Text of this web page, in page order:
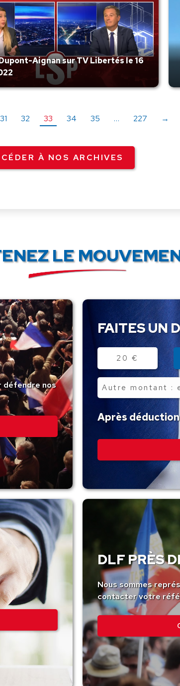
Aignan sur TV Libertés le 16
31 32 33 34 35 … 227 →
À NOS ARCHIVES
LE
défendre nos
FAITES UN
Montant
20 €
Autre
montant
Après
DLF PRÈS
Nous sommes
contacter votre